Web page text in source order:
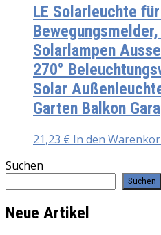
LE Solarleuchte
Solarlampen
270°
Solar
Garten Balkon
21,23 € In den
Suchen
Suchen
Neue Artikel